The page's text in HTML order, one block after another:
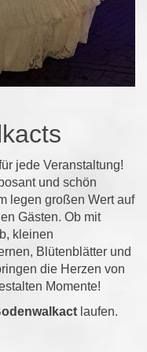
jede Veranstaltung!
und schön
legen großen Wert auf
Gästen. Ob mit
kleinen
Blütenblätter und
die Herzen von
Momente!
laufen.